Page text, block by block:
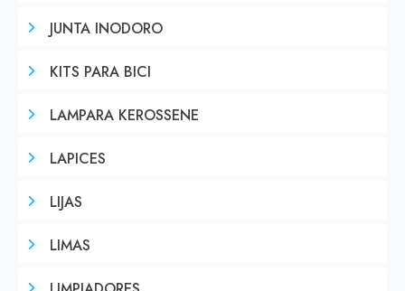
JUNTA INODORO
KITS PARA BICI
LAMPARA KEROSSENE
LAPICES
LIJAS
LIMAS